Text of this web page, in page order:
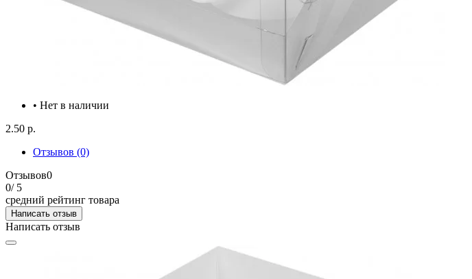
• Нет в наличии
2.50 р.
Отзывов (0)
Отзывов0
0/ 5
средний рейтинг товара
Написать отзыв
Написать отзыв